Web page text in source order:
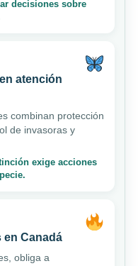
decisiones sobre
atención
combinan protección
de invasoras y
exige acciones
en Canadá
obliga a